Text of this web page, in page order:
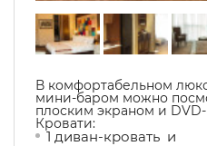
В комфортабельном
мини-баром можно
плоским экраном и
Кровати:
1 диван-кровать и